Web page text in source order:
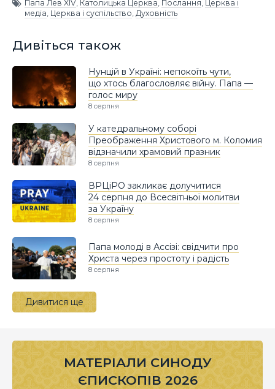
Папа Лев XIV Католицька Церква Послання Церква і
медіа Церква і суспільство Духовність
Дивіться також
Нунцій в Україні: непокоїть чути,
що хтось благословляє війну. Папа —
голос миру
8 серпня
У катедральному соборі
Преображення Христового м. Коломия
відзначили храмовий празник
8 серпня
ВРЦіРО закликає долучитися
24 серпня до Всесвітньої молитви
за Україну
8 серпня
Папа молоді в Ассізі: свідчити про
Христа через простоту і радість
8 серпня
Дивитися ще
МАТЕРІАЛИ СИНОДУ
ЄПИСКОПІВ 2026